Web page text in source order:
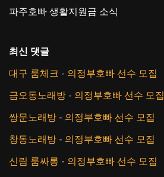
파주호빠 생활지원금 소식
최신 댓글
대구 룸체크 - 의정부호빠 선수 모집
금오동노래방 - 의정부호빠 선수 모집
쌍문노래방 - 의정부호빠 선수 모집
창동노래방 - 의정부호빠 선수 모집
신림 룸싸롱 - 의정부호빠 선수 모집